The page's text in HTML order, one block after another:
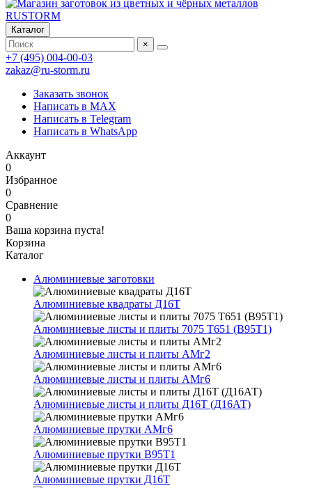
Каталог
×
+7 (495) 004-00-03
zakaz@ru-storm.ru
Заказать звонок
Написать в MAX
Написать в Telegram
Написать в WhatsApp
Аккаунт
0
Избранное
0
Сравнение
0
Ваша корзина пуста!
Корзина
Каталог
Алюминиевые заготовки
Алюминиевые квадраты Д16Т
Алюминиевые листы и плиты 7075 Т651 (В95Т1)
Алюминиевые листы и плиты АМг2
Алюминиевые листы и плиты АМг6
Алюминиевые листы и плиты Д16Т (Д16АТ)
Алюминиевые прутки АМг6
Алюминиевые прутки В95Т1
Алюминиевые прутки Д16Т